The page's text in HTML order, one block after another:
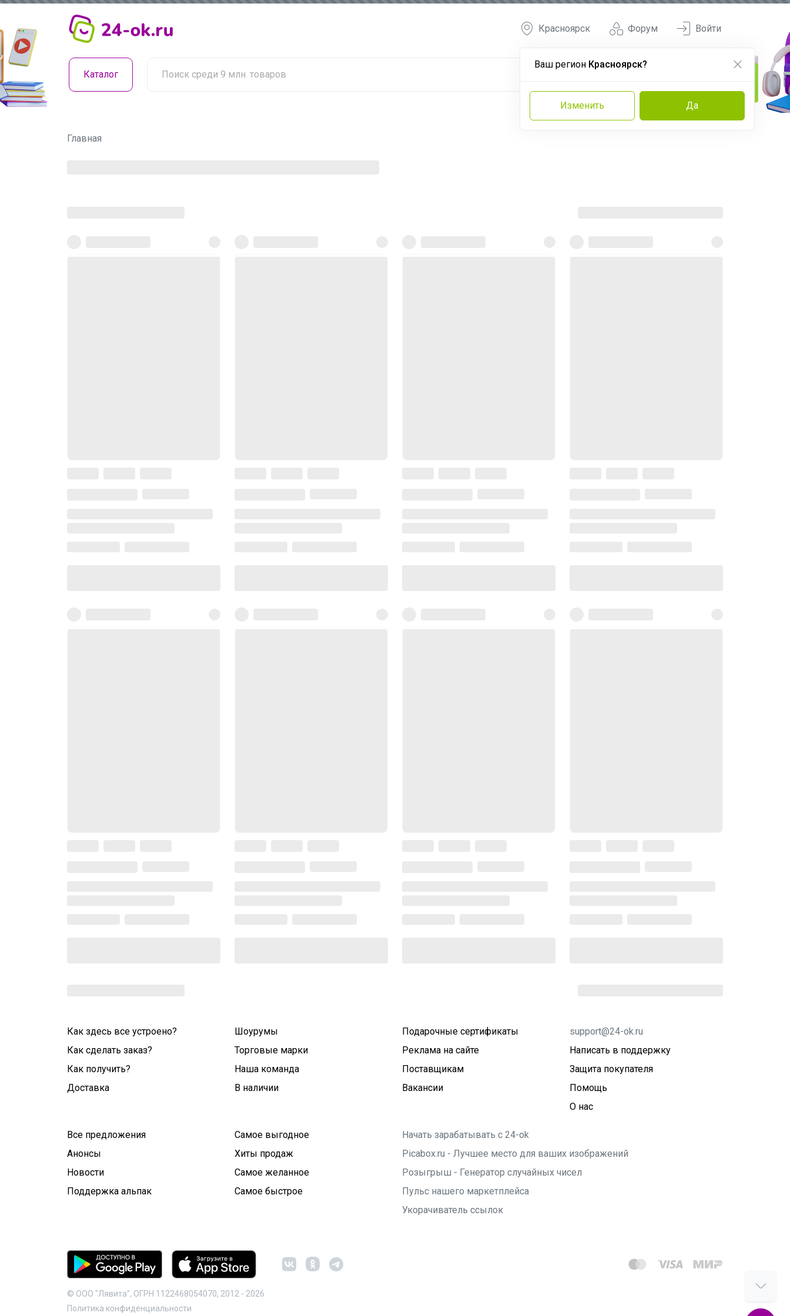
Форум
Красноярск
Ваш регион Красноярск?
Изменить Да
Войти
Каталог
Главная
Как здесь все устроено?
Как сделать заказ?
Как получить?
Доставка
Шоурумы
Торговые марки
Наша команда
В наличии
Подарочные сертификаты
Реклама на сайте
Поставщикам
Вакансии
support@24-ok.ru
Написать в поддержку
Защита покупателя
Помощь
О нас
Все предложения
Анонсы
Новости
Поддержка альпак
Самое выгодное
Хиты продаж
Самое желанное
Самое быстрое
Начать зарабатывать с 24-ok
Picabox.ru - Лучшее место для ваших изображений
Розыгрыш - Генератор случайных чисел
Пульс нашего маркетплейса
Укорачиватель ссылок
© ООО "Лявита", ОГРН 1122468054070, 2012 - 2026
Политика конфиденциальности